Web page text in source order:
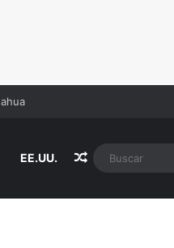
EE.UU. Random Article